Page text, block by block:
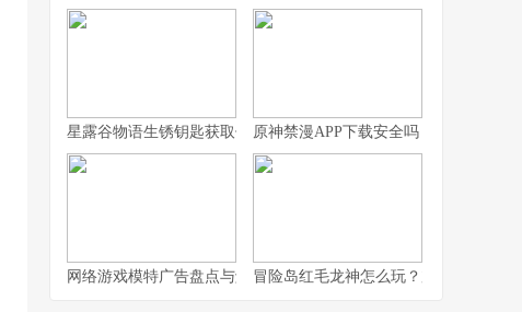
星露谷物语生锈钥匙获取位置探寻指南原神禁漫APP下载安全吗
网络游戏模特广告盘点与解构冒险岛红毛龙神怎么玩？加点与养成建